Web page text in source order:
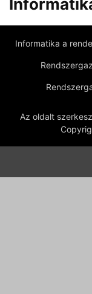
Informatika a
Az oldalt